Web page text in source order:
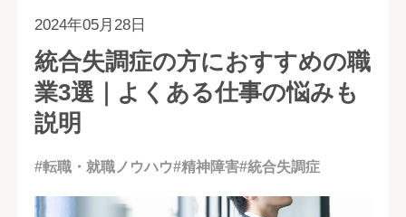
2024年05月28日
統合失調症の方におすすめの職
業3選｜よくある仕事の悩みも
説明
#転職・就職ノウハウ#精神障害#統合失調症